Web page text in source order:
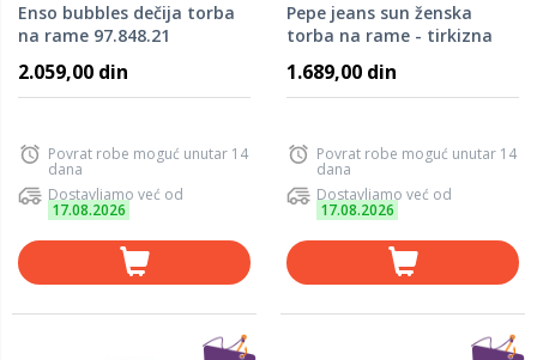
Enso bubbles dečija torba
na rame 97.848.21
2.059,00 din
Povrat robe moguć unutar 14
dana
Dostavljamo već od
17.08.2026
Pepe jeans sun ženska
torba na rame - tirkizna
1.689,00 din
Povrat robe moguć unutar 14
dana
Dostavljamo već od
17.08.2026